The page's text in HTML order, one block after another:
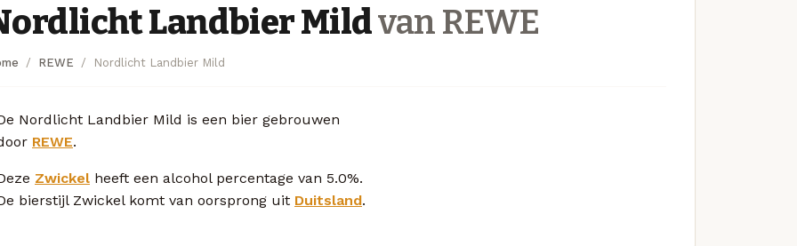
Landbier Mildvan REWE
REWE Nordlicht Landbier Mild
Nordlicht Landbier Mild is een bier gebrouwen
REWE.
Zwickel heeft een alcohol percentage van 5.0%.
bierstijl Zwickel komt van oorsprong uit Duitsland.